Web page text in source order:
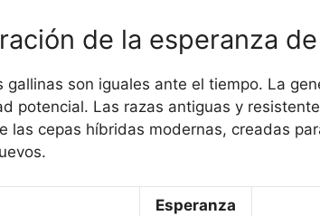
de la esperanza
gallinas son iguales ante el tiempo. La
potencial. Las razas antiguas y
las cepas híbridas modernas, creadas
Esperanza